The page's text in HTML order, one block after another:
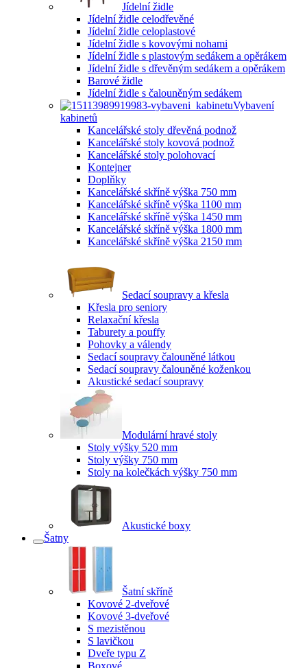
Jídelní židle
Jídelní židle celodřevěné
Jídelní židle celoplastové
Jídelní židle s kovovými nohami
Jídelní židle s plastovým sedákem a opěrákem
Jídelní židle s dřevěným sedákem a opěrákem
Barové židle
Jídelní židle s čalouněným sedákem
Vybavení
kabinetů
Kancelářské stoly dřevěná podnož
Kancelářské stoly kovová podnož
Kancelářské stoly polohovací
Kontejner
Doplňky
Kancelářské skříně výška 750 mm
Kancelářské skříně výška 1100 mm
Kancelářské skříně výška 1450 mm
Kancelářské skříně výška 1800 mm
Kancelářské skříně výška 2150 mm
Sedací soupravy a křesla
Křesla pro seniory
Relaxační křesla
Taburety a pouffy
Pohovky a válendy
Sedací soupravy čalouněné látkou
Sedací soupravy čalouněné koženkou
Akustické sedací soupravy
Modulární hravé stoly
Stoly výšky 520 mm
Stoly výšky 750 mm
Stoly na kolečkách výšky 750 mm
Akustické boxy
Šatny
Šatní skříně
Kovové 2-dveřové
Kovové 3-dveřové
S mezistěnou
S lavičkou
Dveře typu Z
Boxové